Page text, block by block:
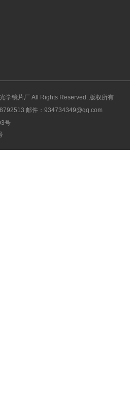
学镜片厂 All Rights Reserved. 版权所有
邮件：934734349@qq.com
号